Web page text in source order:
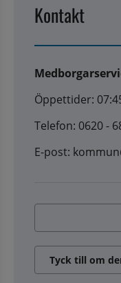
Kontakt
Öppettider:
Telefon: 0620 -
E-post:
Tyck till om